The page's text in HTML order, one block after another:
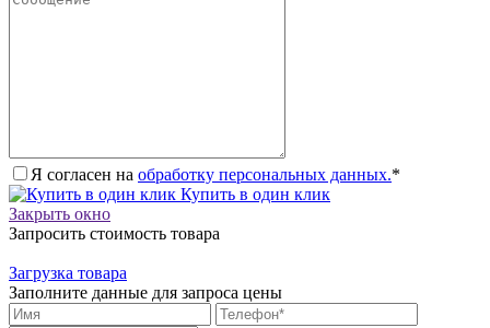
Я согласен на обработку персональных данных.*
Купить в один клик
Закрыть окно
Запросить стоимость товара
Загрузка товара
Заполните данные для запроса цены